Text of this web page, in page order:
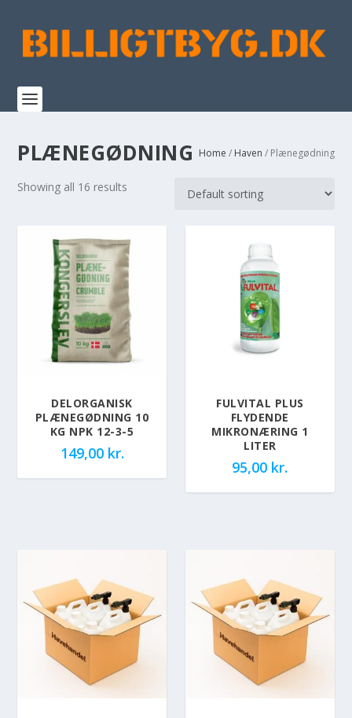
PLÆNEGØDNING Home / Haven / Plænegødning
Showing all 16 results
DELORGANISK
PLÆNEGØDNING 10
KG NPK 12-3-5
149,00 kr.
FULVITAL PLUS
FLYDENDE
MIKRONÆRING 1
LITER
95,00 kr.